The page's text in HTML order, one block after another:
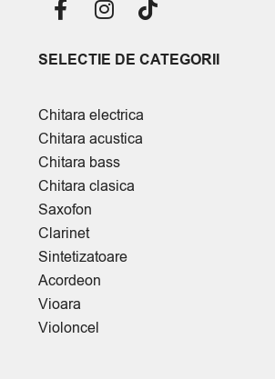
SELECTIE DE CATEGORII
Chitara electrica
Chitara acustica
Chitara bass
Chitara clasica
Saxofon
Clarinet
Sintetizatoare
Acordeon
Vioara
Violoncel